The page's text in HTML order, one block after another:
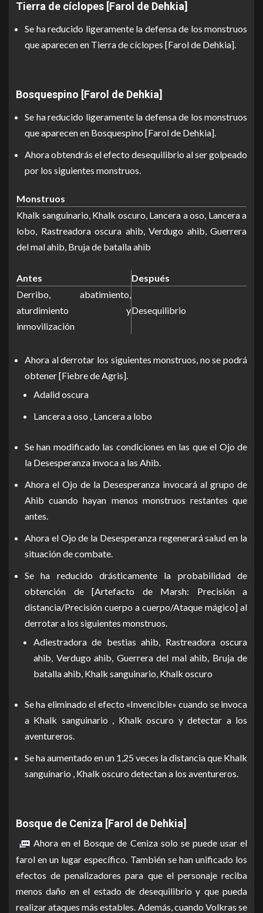
Tierra de cíclopes [Farol de Dehkia]
Se ha reducido ligeramente la defensa de los monstruos
que aparecen en Tierra de cíclopes [Farol de Dehkia].
Bosquespino [Farol de Dehkia]
Se ha reducido ligeramente la defensa de los monstruos
que aparecen en Bosquespino [Farol de Dehkia].
Ahora obtendrás el efecto desequilibrio al ser golpeado
por los siguientes monstruos.
Monstruos
Khalk sanguinario, Khalk oscuro, Lancera a oso, Lancera a
lobo, Rastreadora oscura ahib, Verdugo ahib, Guerrera
del mal ahib, Bruja de batalla ahib
Antes
Después
Derribo, abatimiento,
aturdimiento y
inmovilización
Desequilibrio
Ahora al derrotar los siguientes monstruos, no se podrá
obtener [Fiebre de Agris].
Adalid oscura
Lancera a oso , Lancera a lobo
Se han modificado las condiciones en las que el Ojo de
la Desesperanza invoca a las Ahib.
Ahora el Ojo de la Desesperanza invocará al grupo de
Ahib cuando hayan menos monstruos restantes que
antes.
Ahora el Ojo de la Desesperanza regenerará salud en la
situación de combate.
Se ha reducido drásticamente la probabilidad de
obtención de [Artefacto de Marsh: Precisión a
distancia/Precisión cuerpo a cuerpo/Ataque mágico] al
derrotar a los siguientes monstruos.
Adiestradora de bestias ahib, Rastreadora oscura
ahib, Verdugo ahib, Guerrera del mal ahib, Bruja de
batalla ahib, Khalk sanguinario, Khalk oscuro
Se ha eliminado el efecto «Invencible» cuando se invoca
a Khalk sanguinario , Khalk oscuro y detectar a los
aventureros.
Se ha aumentado en un 1,25 veces la distancia que Khalk
sanguinario , Khalk oscuro detectan a los aventureros.
Bosque de Ceniza [Farol de Dehkia]
Ahora en el Bosque de Ceniza solo se puede usar el
farol en un lugar específico. También se han unificado los
efectos de penalizadores para que el personaje reciba
menos daño en el estado de desequilibrio y que pueda
realizar ataques más estables. Además, cuando Volkras se